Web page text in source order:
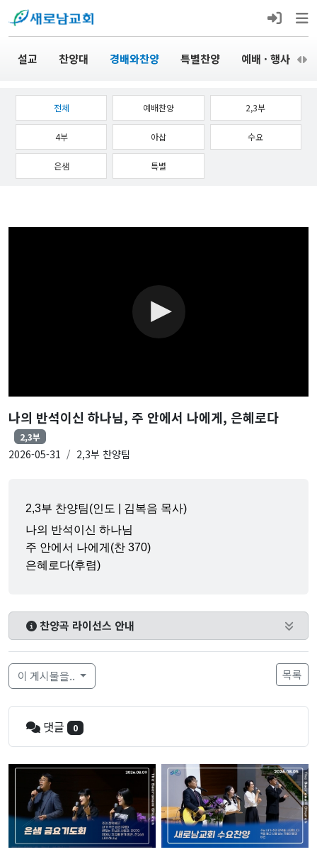
설교 찬양대 경배와찬양 특별찬양 예배 · 행사
전체 예배찬양 2,3부
4부 아삽 수요
은샘 특별
나의 반석이신 하나님, 주 안에서 나에게, 은혜로다
2,3부
2026-05-31 2,3부 찬양팀
2,3부 찬양팀(인도 | 김복음 목사)
나의 반석이신 하나님
주 안에서 나에게(찬 370)
은혜로다(후렴)
찬양곡 라이선스 안내
이 게시물을.. 목록
댓글 0